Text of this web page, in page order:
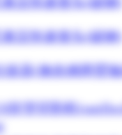
液压快速接头(碳钢)
拔器(施奈姆两臂
软管切割机